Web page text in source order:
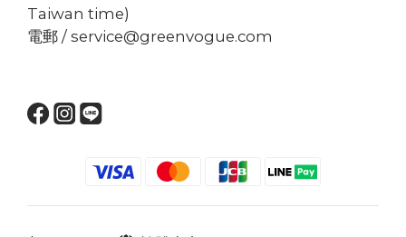
Taiwan time)
電郵 / service@greenvogue.com